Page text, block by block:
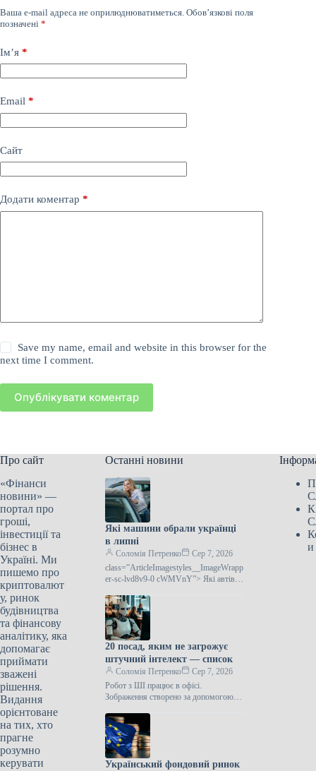
Ваша e-mail адреса не оприлюднюватиметься. Обов’язкові поля
позначені *
Ім’я *
Email *
Сайт
Додати коментар *
Save my name, email and website in this browser for the
next time I comment.
Опублікувати коментар
Про сайт
«Фінанси
новини» —
портал про
гроші,
інвестиції та
бізнес в
Україні. Ми
пишемо про
криптовалют
у, ринок
будівництва
та фінансову
аналітику, яка
допомагає
приймати
зважені
рішення.
Видання
орієнтоване
на тих, хто
прагне
розумно
керувати
Останні новини
Які машини обрали українці
в липні
Соломія Петренко
Сер 7, 2026
class=”ArticleImagestyles__ImageWrapp
er-sc-lvd8v9-0 cWMVnY”> Які автівки
інформацією Укравтопрому, у липні
поточного року в Україні
20 посад, яким не загрожує
штучний інтелект — список
Соломія Петренко
Сер 7, 2026
Робот з ШІ працює в офісі.
Зображення створено за допомогою
трансформує сферу зайнятості, однак
не всі професійні…
Український фондовий ринок
и